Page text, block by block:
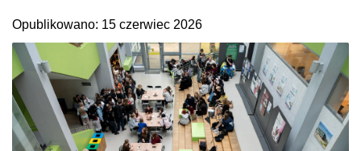
Opublikowano: 15 czerwiec 2026